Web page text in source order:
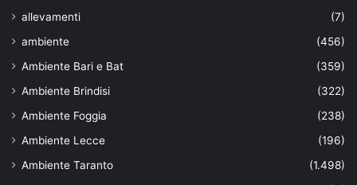
allevamenti
(7)
ambiente
(456)
Ambiente Bari e Bat
(359)
Ambiente Brindisi
(322)
Ambiente Foggia
(238)
Ambiente Lecce
(196)
Ambiente Taranto
(1.498)